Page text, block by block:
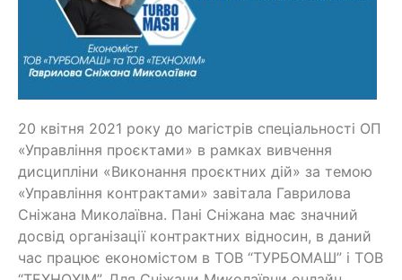
20 квітня 2021 року до магістрів спеціальності ОП
«Управління проєктами» в рамках вивчення
дисципліни «Виконання проєктних дій» за темою
«Управління контрактами» завітала Гаврилова
Сніжана Миколаївна. Пані Сніжана має значний
досвід організації контрактних відносин, в даний
час працює економістом в ТОВ “ТУРБОМАШ” і ТОВ